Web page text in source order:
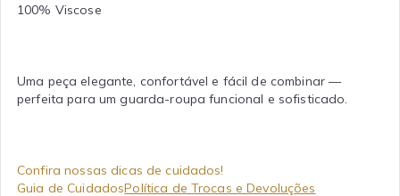
100% Viscose
Uma peça elegante, confortável e fácil de combinar —
perfeita para um guarda-roupa funcional e sofisticado.
Confira nossas dicas de cuidados!
Guia de CuidadosPolítica de Trocas e Devoluções